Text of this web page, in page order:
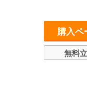
購入ペ
無料